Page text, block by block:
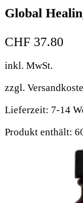
Global
CHF 37.80
inkl. MwSt.
zzgl.
Lieferzeit: 7-14
Produkt enthält: